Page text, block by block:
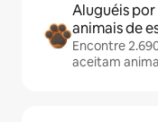
Aluguéis
animais de
Encontre
aceitam